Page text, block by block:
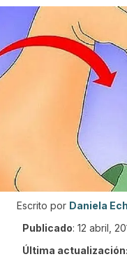
Escrito por Daniela
Publicado: 12 abril,
Última actualización: